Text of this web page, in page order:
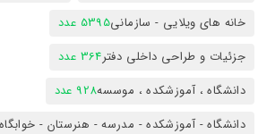
خانه های ویلایی - سازمانی5395 عدد
جزئیات و طراحی داخلی دفتر364 عدد
دانشگاه ، آموزشکده ، موسسه928 عدد
دانشگاه - آموزشکده - مدرسه - هنرستان - خوابگاه